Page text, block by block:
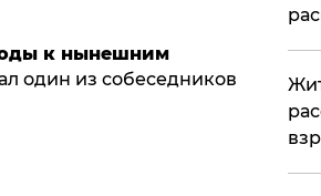
к нынешним
один из собеседников